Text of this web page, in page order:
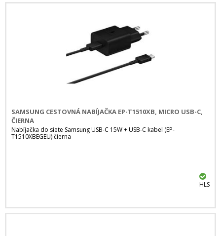
SAMSUNG CESTOVNÁ NABÍJAČKA EP-T1510XB, MICRO USB-C,
ČIERNA
Nabíjačka do siete Samsung USB-C 15W + USB-C kabel (EP-
T1510XBEGEU) čierna
HLS